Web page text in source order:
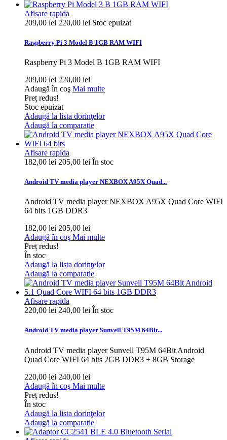
Afisare rapida
209,00 lei 220,00 lei Stoc epuizat
Raspberry Pi 3 Model B 1GB RAM WIFI
Raspberry Pi 3 Model B 1GB RAM WIFI
209,00 lei 220,00 lei
Adaugă în coş Mai multe
Preț redus!
Stoc epuizat
Adaugă la lista dorinţelor
Adaugă la comparație
Afisare rapida
182,00 lei 205,00 lei În stoc
Android TV media player NEXBOX A95X Quad...
Android TV media player NEXBOX A95X Quad Core WIFI
64 bits 1GB DDR3
182,00 lei 205,00 lei
Adaugă în coş Mai multe
Preț redus!
În stoc
Adaugă la lista dorinţelor
Adaugă la comparație
Afisare rapida
220,00 lei 240,00 lei În stoc
Android TV media player Sunvell T95M 64Bit...
Android TV media player Sunvell T95M 64Bit Android
Quad Core WIFI 64 bits 2GB DDR3 + 8GB Storage
220,00 lei 240,00 lei
Adaugă în coş Mai multe
Preț redus!
În stoc
Adaugă la lista dorinţelor
Adaugă la comparație